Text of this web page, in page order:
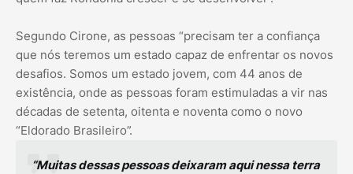
Segundo Cirone, as pessoas “precisam ter a confiança
que nós teremos um estado capaz de enfrentar os novos
desafios. Somos um estado jovem, com 44 anos de
existência, onde as pessoas foram estimuladas a vir nas
décadas de setenta, oitenta e noventa como o novo
“Eldorado Brasileiro”.
“Muitas dessas pessoas deixaram aqui nessa terra